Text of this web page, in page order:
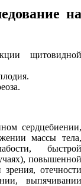
на
щитовидной
сердцебиении,
массы тела,
быстрой
повышенной
отечности
выпячивании